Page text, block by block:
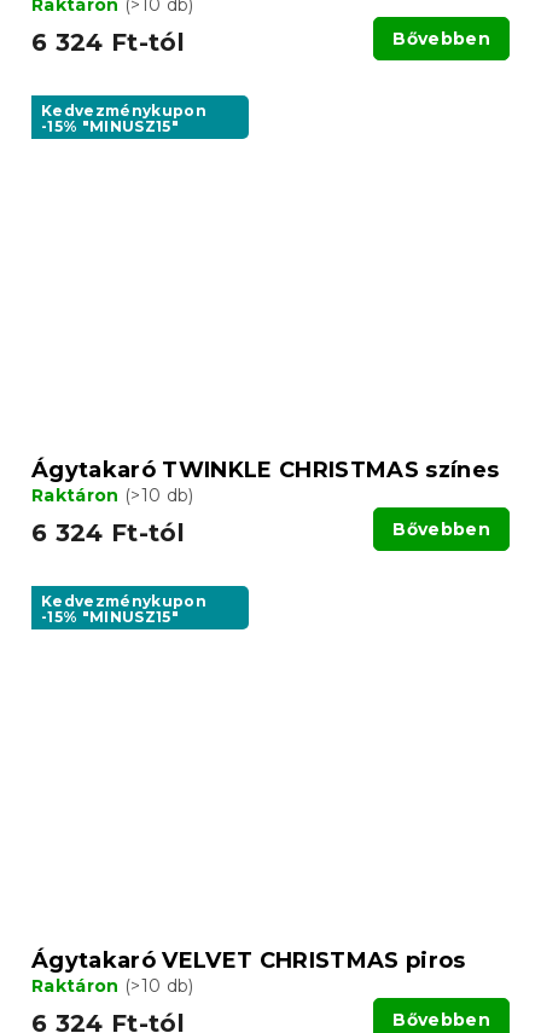
Raktáron (>10 db)
6 324 Ft-tól Bővebben
Kedvezménykupon
-15% "MINUSZ15"
Ágytakaró TWINKLE CHRISTMAS színes
Raktáron (>10 db)
6 324 Ft-tól Bővebben
Kedvezménykupon
-15% "MINUSZ15"
Ágytakaró VELVET CHRISTMAS piros
Raktáron (>10 db)
6 324 Ft-tól Bővebben